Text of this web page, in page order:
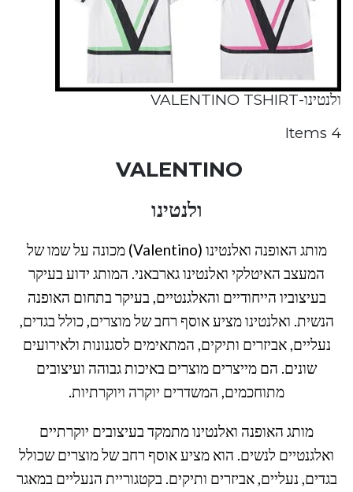
ולנטינו-VALENTINO TSHIRT
4 Items
VALENTINO
ולנטינו
מותג האופנה ואלנטינו (Valentino) מכונה על שמו של
המעצב האיטלקי ואלנטינו גארבאני. המותג ידוע בעיקר
בעיצוביו הייחודיים והאלגנטיים, בעיקר בתחום האופנה
הנשית. ואלנטינו מציע אוסף רחב של מוצרים, כולל בגדים,
נעליים, אביזרים ותיקים, המתאימים לסגנונות ולאירועים
שונים. הם מייצרים מוצרים באיכות גבוהה ועיצובים
מתוחכמים, המשדרים יוקרה ויוקרתיות.
מותג האופנה ואלנטינו מתמקד בעיצובים יוקרתיים
ואלגנטיים לנשים. הוא מציע אוסף רחב של מוצרים שכולל
בגדים, נעליים, אביזרים ותיקים. בקטגוריית הנעליים במאגר